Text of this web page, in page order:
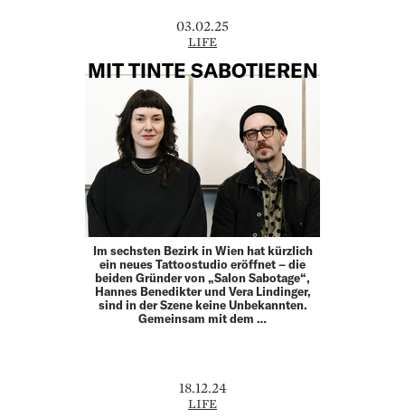
03.02.25
LIFE
MIT TINTE SABOTIEREN
Im sechsten Bezirk in Wien hat kürzlich
ein neues Tattoo­studio eröffnet – die
beiden Gründer von „Salon Sabotage“,
Hannes Benedikter und Vera Lindinger,
sind in der Szene keine Unbekannten.
Gemeinsam mit dem …
18.12.24
LIFE